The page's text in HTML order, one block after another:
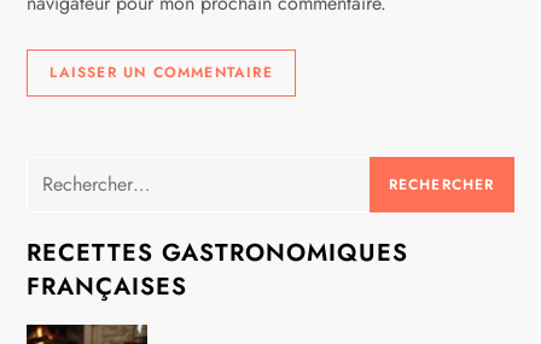
Rechercher :
RECETTES GASTRONOMIQUES
FRANÇAISES